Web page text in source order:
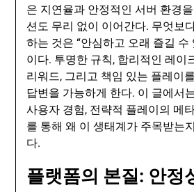
은 지연율과 안정적인 서버 환경
션도 무리 없이 이어간다. 무엇보
하는 것은 “안심하고 오래 즐길 수
이다. 투명한 규칙, 합리적인 레이
리워드, 그리고 책임 있는 플레이
답변을 가능하게 한다. 이 글에서
사용자 경험, 전략적 플레이의 메
를 통해 왜 이 생태계가 주목받는
다.
플랫폼의 본질: 안정